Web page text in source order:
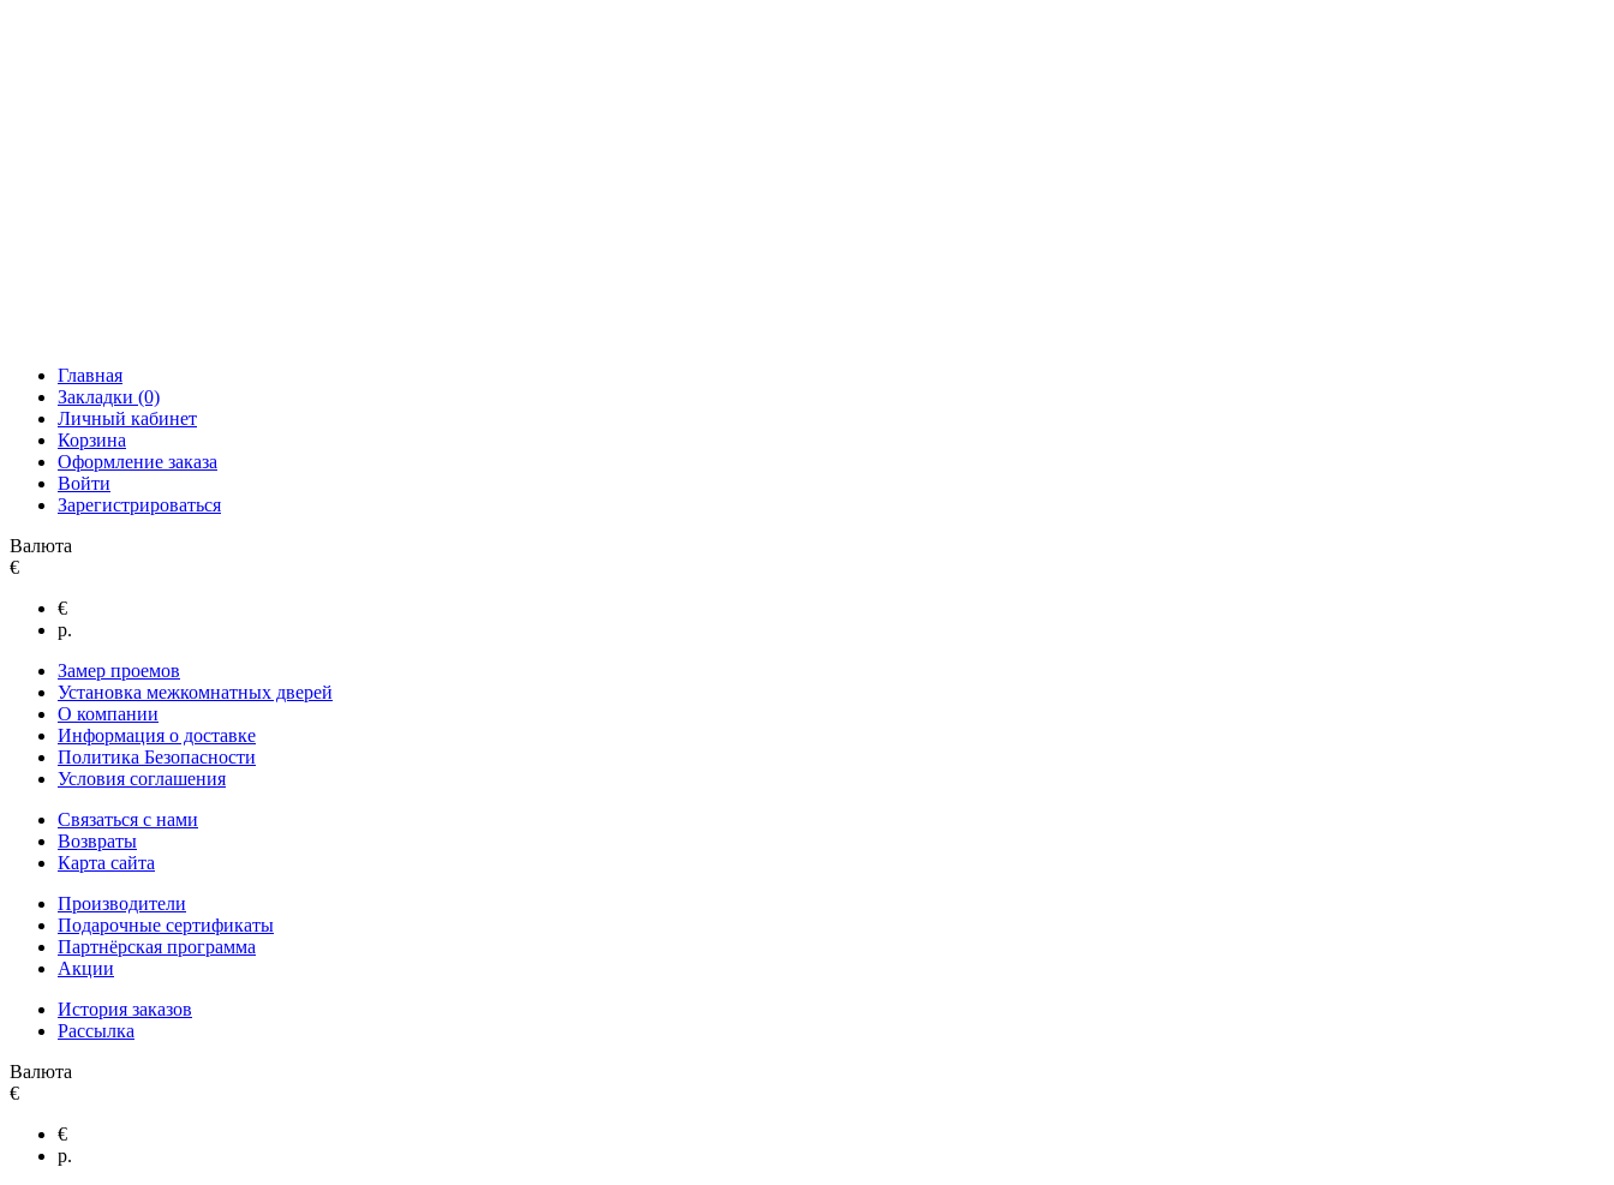
Главная
Закладки (0)
Личный кабинет
Корзина
Оформление заказа
Войти
Зарегистрироваться
Валюта
€
€
р.
Замер проемов
Установка межкомнатных дверей
О компании
Информация о доставке
Политика Безопасности
Условия соглашения
Связаться с нами
Возвраты
Карта сайта
Производители
Подарочные сертификаты
Партнёрская программа
Акции
История заказов
Рассылка
Валюта
€
€
р.